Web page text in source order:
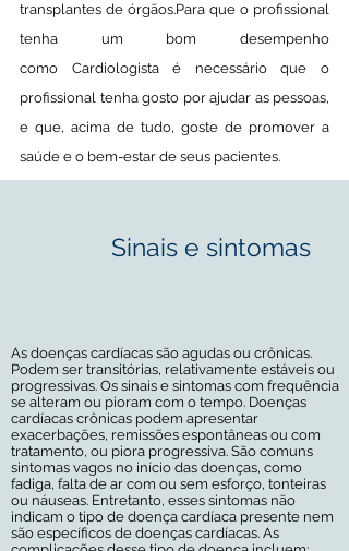
transplantes de órgãos.Para que o profissional
tenha um bom desempenho
como Cardiologista é necessário que o
profissional tenha gosto por ajudar as pessoas,
e que, acima de tudo, goste de promover a
saúde e o bem-estar de seus pacientes.
Sinais e sintomas
As doenças cardíacas são agudas ou crônicas.
Podem ser transitórias, relativamente estáveis ou
progressivas. Os sinais e sintomas com frequência
se alteram ou pioram com o tempo. Doenças
cardíacas crônicas podem apresentar
exacerbações, remissões espontâneas ou com
tratamento, ou piora progressiva. São comuns
sintomas vagos no início das doenças, como
fadiga, falta de ar com ou sem esforço, tonteiras
ou náuseas. Entretanto, esses sintomas não
indicam o tipo de doença cardíaca presente nem
são específicos de doenças cardíacas. As